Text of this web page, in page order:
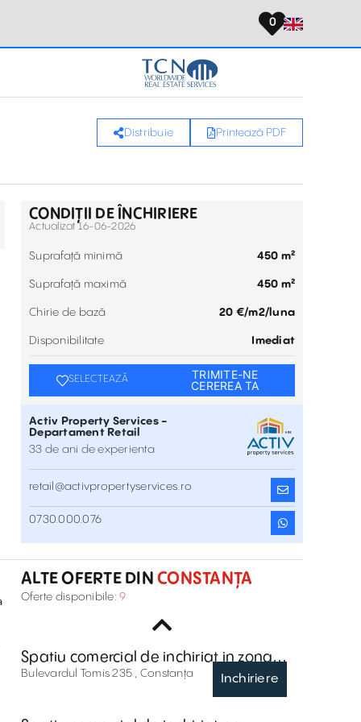
0
Distribuie Printează PDF
CONDIȚII DE ÎNCHIRIERE
Actualizat 16-06-2026
Suprafață minimă 450 m²
Suprafață maximă 450 m²
Chirie de bază 20 €/m2/luna
Disponibilitate Imediat
SELECTEAZĂ
TRIMITE-NE
CEREREA TA
Activ Property Services -
Departament Retail
33 de ani de experienta
retail@activpropertyservices.ro
0730.000.076
ALTE OFERTE DIN CONSTANȚA
Oferte disponibile: 9
Inchiriere
Spatiu comercial de inchiriat pe
Spatiu comercial de inchiriat pe Strada
Ferdinand 10
Strada Ferdinand 10 , Constanța
Inchiriere
Spatiu comercial de inchiriat in zona
Complex Dacia, Bulevardul Tomis 235
Bulevardul Tomis 235 , Constanța